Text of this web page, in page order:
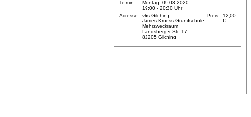
Termin:
Montag, 09.03.2020
19:00 - 20:30 Uhr
Adresse:
vhs Gilching,
James-Kruess-Grundschule,
Mehrzweckraum
Landsberger Str. 17
82205 Gilching
Preis:
12,00
€